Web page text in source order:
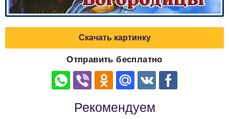
Скачать картинку
Отправить бесплатно
Рекомендуем